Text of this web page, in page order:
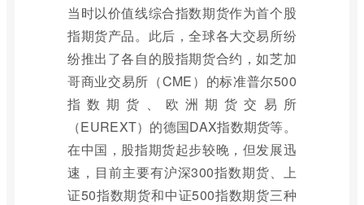
当时以价值线综合指数期货作为首个股
指期货产品。此后，全球各大交易所纷
纷推出了各自的股指期货合约，如芝加
哥商业交易所（CME）的标准普尔500
指数期货、欧洲期货交易所
（EUREXT）的德国DAX指数期货等。
在中国，股指期货起步较晚，但发展迅
速，目前主要有沪深300指数期货、上
证50指数期货和中证500指数期货三种